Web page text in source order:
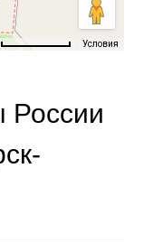
Условия
России